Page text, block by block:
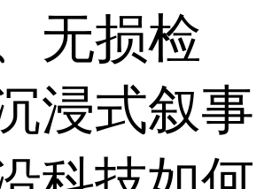
无损检
浸式叙事